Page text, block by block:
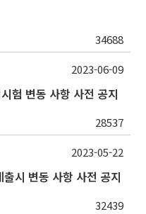
34688
험 변동 사항 사전 공지
28537
2023-06-09
시 변동 사항 사전 공지
32439
2023-05-22